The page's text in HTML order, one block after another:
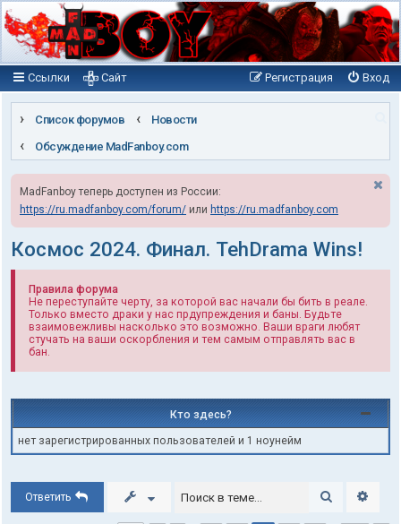
Ссылки Вход
Регистрация
Сайт
Список форумов
Новости
Обсуждение MadFanboy.com
MadFanboy теперь доступен из России:
https://ru.madfanboy.com/forum/ или https://ru.madfanboy.com
Космос 2024. Финал. TehDrama Wins!
Правила форума
Не переступайте черту, за которой вас начали бы бить в реале.
Только вместо драки у нас прдупреждения и баны. Будьте
взаимовежливы насколько это возможно. Ваши враги любят
стучать на ваши оскорбления и тем самым отправлять вас в
бан.
Кто здесь?
нет зарегистрированных пользователей и 1 ноунейм
Ответить Поиск